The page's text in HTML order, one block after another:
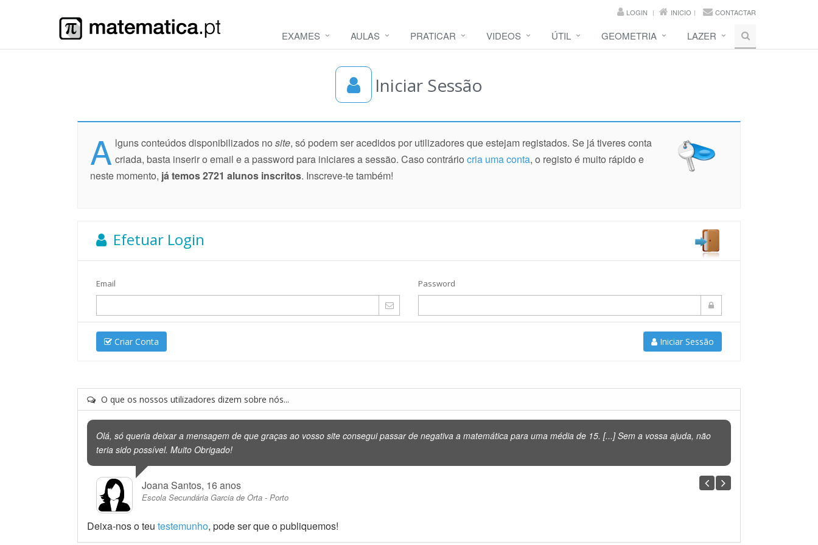
LOGIN INICIO CONTACTAR
EXAMES AULAS PRATICAR VIDEOS ÚTIL GEOMETRIA LAZER
Iniciar Sessão
A lguns conteúdos disponibilizados no site, só podem ser acedidos por utilizadores que estejam registados. Se já tiveres conta
criada, basta inserir o email e a password para iniciares a sessão. Caso contrário cria uma conta, o registo é muito rápido e
neste momento, já temos 2721 alunos inscritos. Inscreve-te também!
Efetuar Login
Email Password
Criar Conta Iniciar Sessão
O que os nossos utilizadores dizem sobre nós...
Olá, só queria deixar a mensagem de que graças ao vosso site consegui passar de negativa a matemática para uma média de 15. [...] Sem a vossa ajuda, não
teria sido possível. Muito Obrigado!
Joana Santos, 16 anos
Escola Secundária Garcia de Orta - Porto
Deixa-nos o teu testemunho, pode ser que o publiquemos!